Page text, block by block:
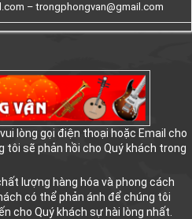
–trongphongvan@gmail.com
lòng gọi điện thoại hoặc Email cho
tôi sẽ phản hồi cho Quý khách trong
lượng hàng hóa và phong cách
có thể phản ánh để chúng tôi
cho Quý khách sự hài lòng nhất.